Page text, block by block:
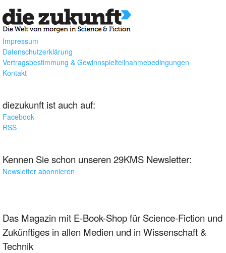
Impressum
Datenschutzerklärung
Vertragsbestimmung & Gewinnspielteilnahmebedingungen
Kontakt
diezukunft ist auch auf:
Facebook
RSS
Kennen Sie schon unseren 29KMS Newsletter:
Newsletter abonnieren
Das Magazin mit E-Book-Shop für Science-Fiction und
Zukünftiges in allen Medien und in Wissenschaft &
Technik